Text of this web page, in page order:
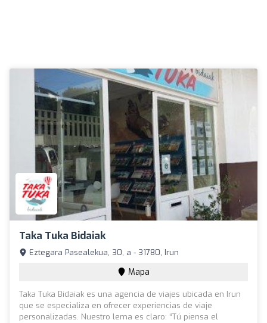
Taka Tuka Bidaiak
Eztegara Pasealekua, 30, a - 31780, Irun
Mapa
Taka Tuka Bidaiak es una agencia de viajes ubicada en Irun
que se especializa en ofrecer experiencias de viaje
personalizadas. Nuestro lema es claro: “Tú piensa el